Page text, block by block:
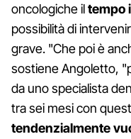
oncologiche iltempo
possibilità di
grave. "Che poi è
sostiene Angoletto,
da uno specialista
tra sei mesi con
tendenzialmente